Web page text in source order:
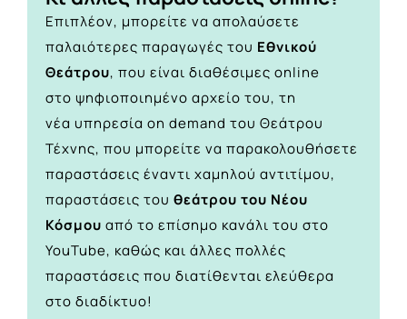
Επιπλέον, μπορείτε να απολαύσετε
παλαιότερες παραγωγές του Εθνικού
Θεάτρου, που είναι διαθέσιμες online
στο ψηφιοποιημένο αρχείο του, τη
νέα υπηρεσία on demand του Θεάτρου
Τέχνης, που μπορείτε να παρακολουθήσετε
παραστάσεις έναντι χαμηλού αντιτίμου,
παραστάσεις του θεάτρου του Νέου
Κόσμου από το επίσημο κανάλι του στο
YouTube, καθώς και άλλες πολλές
παραστάσεις που διατίθενται ελεύθερα
στο διαδίκτυο!